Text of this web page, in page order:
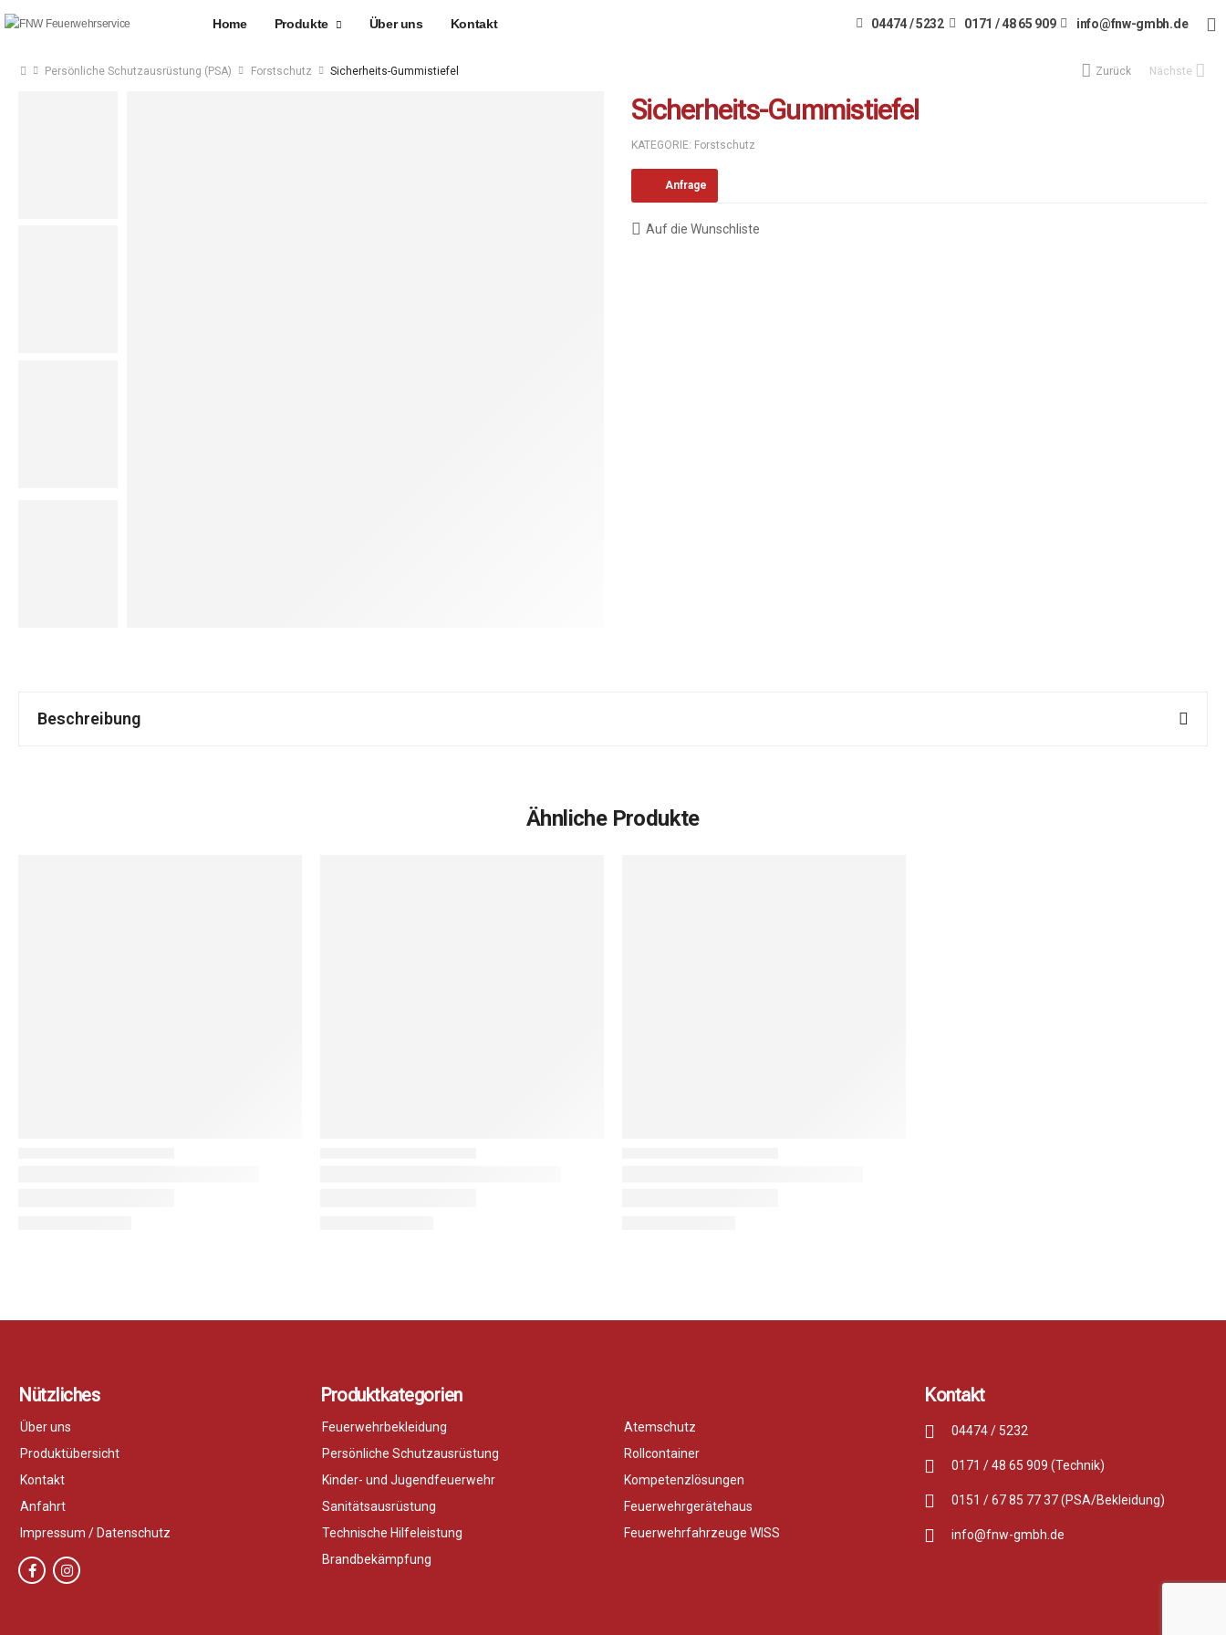
Home Produkte Über uns Kontakt 04474 / 5232 0171 / 48 65 909 info@fnw-gmbh.de
Persönliche Schutzausrüstung (PSA) Forstschutz Sicherheits-Gummistiefel Zurück Nächste
Sicherheits-Gummistiefel
KATEGORIE: Forstschutz
Anfrage
Auf die Wunschliste
Beschreibung
Ähnliche Produkte
Nützliches
Über uns
Produktübersicht
Kontakt
Anfahrt
Impressum / Datenschutz
Produktkategorien
Feuerwehrbekleidung
Persönliche Schutzausrüstung
Kinder- und Jugendfeuerwehr
Sanitätsausrüstung
Technische Hilfeleistung
Brandbekämpfung
Atemschutz
Rollcontainer
Kompetenzlösungen
Feuerwehrgerätehaus
Feuerwehrfahrzeuge WISS
Kontakt
04474 / 5232
0171 / 48 65 909 (Technik)
0151 / 67 85 77 37 (PSA/Bekleidung)
info@fnw-gmbh.de